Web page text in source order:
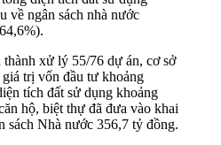
về ngân sách nhà nước
xử lý 55/76 dự án, cơ sở
trị vốn đầu tư khoảng
tích đất sử dụng khoảng
hộ, biệt thự đã đưa vào khai
sách Nhà nước 356,7 tỷ đồng.